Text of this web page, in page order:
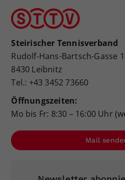
Steirischer Tennisverband
Rudolf-Hans-Bartsch-Gasse
8430 Leibnitz
Tel.: +43 3452 73660
Öffnungszeiten:
Mo bis Fr: 8:30 – 16:00 Uhr
Mail